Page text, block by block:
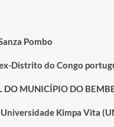
Pombo
Distrito do Congo
DO MUNICÍPIO DO
Kimpa Vita